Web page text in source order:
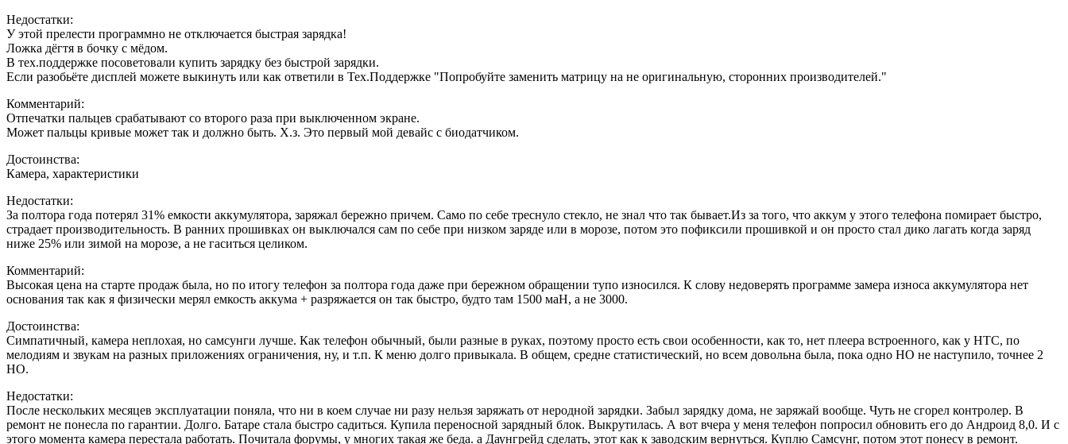
Недостатки:
У этой прелести программно не отключается быстрая зарядка!
Ложка дёгтя в бочку с мёдом.
В тех.поддержке посоветовали купить зарядку без быстрой зарядки.
Если разобьёте дисплей можете выкинуть или как ответили в Тех.Поддержке "Попробуйте заменить матрицу на не оригинальную, сторонних производителей."
Комментарий:
Отпечатки пальцев срабатывают со второго раза при выключенном экране.
Может пальцы кривые может так и должно быть. Х.з. Это первый мой девайс с биодатчиком.
Достоинства:
Камера, характеристики
Недостатки:
За полтора года потерял 31% емкости аккумулятора, заряжал бережно причем. Само по себе треснуло стекло, не знал что так бывает.Из за того, что аккум у этого телефона помирает быстро,
страдает производительность. В ранних прошивках он выключался сам по себе при низком заряде или в морозе, потом это пофиксили прошивкой и он просто стал дико лагать когда заряд
ниже 25% или зимой на морозе, а не гаситься целиком.
Комментарий:
Высокая цена на старте продаж была, но по итогу телефон за полтора года даже при бережном обращении тупо износился. К слову недоверять программе замера износа аккумулятора нет
основания так как я физически мерял емкость аккума + разряжается он так быстро, будто там 1500 маН, а не 3000.
Достоинства:
Симпатичный, камера неплохая, но самсунги лучше. Как телефон обычный, были разные в руках, поэтому просто есть свои особенности, как то, нет плеера встроенного, как у НТС, по
мелодиям и звукам на разных приложениях ограничения, ну, и т.п. К меню долго привыкала. В общем, средне статистический, но всем довольна была, пока одно НО не наступило, точнее 2
НО.
Недостатки:
После нескольких месяцев эксплуатации поняла, что ни в коем случае ни разу нельзя заряжать от неродной зарядки. Забыл зарядку дома, не заряжай вообще. Чуть не сгорел контролер. В
ремонт не понесла по гарантии. Долго. Батаре стала быстро садиться. Купила переносной зарядный блок. Выкрутилась. А вот вчера у меня телефон попросил обновить его до Андроид 8,0. И с
этого момента камера перестала работать. Почитала форумы, у многих такая же беда. а Даунгрейд сделать, этот как к заводским вернуться. Куплю Самсунг, потом этот понесу в ремонт.